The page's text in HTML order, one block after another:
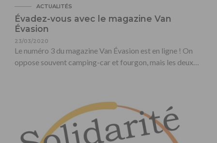
ACTUALITÉS
Évadez-vous avec le magazine Van
Évasion
23/03/2020
Le numéro 3 du magazine Van Évasion est en ligne ! On
oppose souvent camping-car et fourgon, mais les deux…